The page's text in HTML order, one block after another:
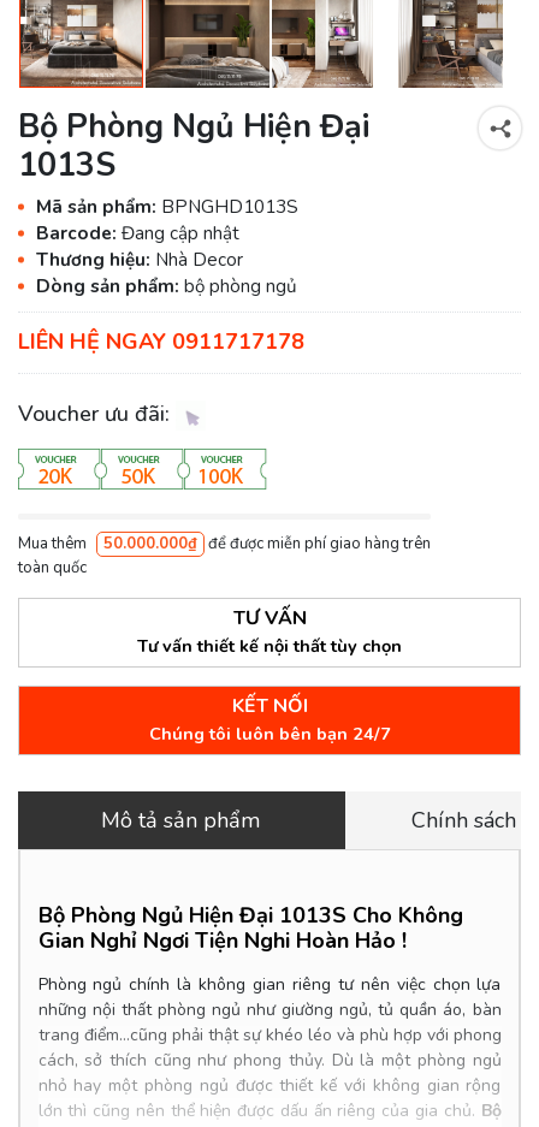
Bộ Phòng Ngủ Hiện Đại
1013S
Mã sản phẩm: BPNGHD1013S
Barcode: Đang cập nhật
Thương hiệu: Nhà Decor
Dòng sản phẩm: bộ phòng ngủ
LIÊN HỆ NGAY 0911717178
Voucher ưu đãi:
Mua thêm 50.000.000₫ để được miễn phí giao hàng trên
toàn quốc
TƯ VẤN
Tư vấn thiết kế nội thất tùy chọn
KẾT NỐI
Chúng tôi luôn bên bạn 24/7
Mô tả sản phẩm Chính sách
Bộ Phòng Ngủ Hiện Đại 1013S Cho Không
Gian Nghỉ Ngơi Tiện Nghi Hoàn Hảo !
Phòng ngủ chính là không gian riêng tư nên việc chọn lựa
những nội thất phòng ngủ như giường ngủ, tủ quần áo, bàn
trang điểm...cũng phải thật sự khéo léo và phù hợp với phong
cách, sở thích cũng như phong thủy. Dù là một phòng ngủ
nhỏ hay một phòng ngủ được thiết kế với không gian rộng
lớn thì cũng nên thể hiện được dấu ấn riêng của gia chủ. Bộ